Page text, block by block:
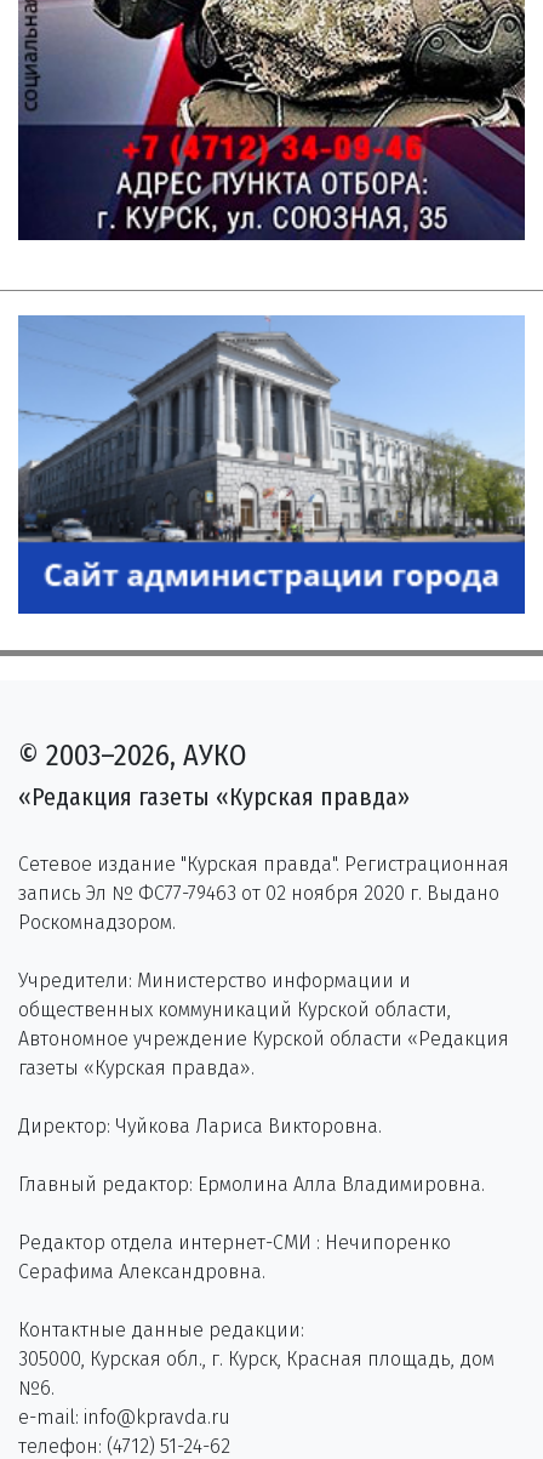
© 2003–2026, АУКО
«Редакция газеты «Курская правда»
Сетевое издание "Курская правда". Регистрационная
запись Эл № ФС77-79463 от 02 ноября 2020 г. Выдано
Роскомнадзором.
Учредители: Министерство информации и
общественных коммуникаций Курской области,
Автономное учреждение Курской области «Редакция
газеты «Курская правда».
Директор: Чуйкова Лариса Викторовна.
Главный редактор: Ермолина Алла Владимировна.
Редактор отдела интернет-СМИ : Нечипоренко
Серафима Александровна.
Контактные данные редакции:
305000, Курская обл., г. Курск, Красная площадь, дом
№6.
e-mail: info@kpravda.ru
телефон: (4712) 51-24-62